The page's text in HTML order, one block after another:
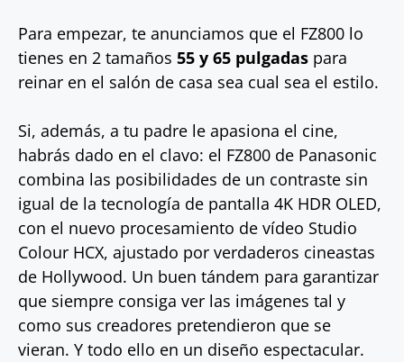
Para empezar, te anunciamos que el FZ800 lo
tienes en 2 tamaños 55 y 65 pulgadas para
reinar en el salón de casa sea cual sea el estilo.
Si, además, a tu padre le apasiona el cine,
habrás dado en el clavo: el FZ800 de Panasonic
combina las posibilidades de un contraste sin
igual de la tecnología de pantalla 4K HDR OLED,
con el nuevo procesamiento de vídeo Studio
Colour HCX, ajustado por verdaderos cineastas
de Hollywood. Un buen tándem para garantizar
que siempre consiga ver las imágenes tal y
como sus creadores pretendieron que se
vieran. Y todo ello en un diseño espectacular.